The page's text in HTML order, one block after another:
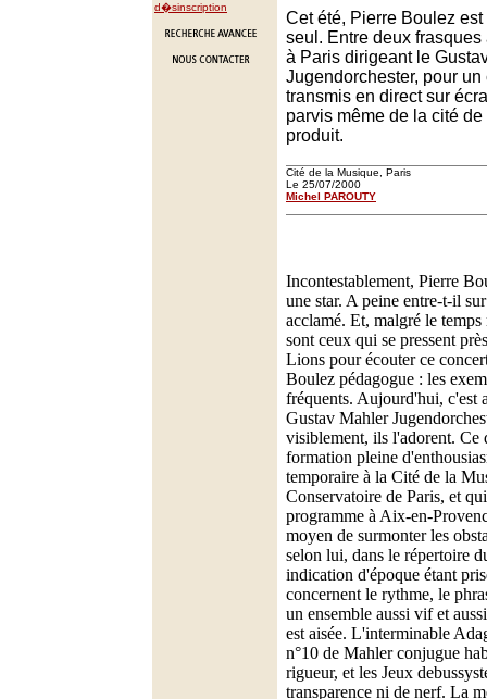
d�sinscription
Cet été, Pierre Boulez
seul. Entre deux
à Paris dirigeant le
Jugendorchester, pour
transmis en direct sur
parvis même de la cité
produit.
Cité de la Musique, Paris
Le 25/07/2000
Michel PAROUTY
Incontestablement, Pierre
une star. A peine entre-t-il
acclamé. Et, malgré le
sont ceux qui se pressent
Lions pour écouter ce
Boulez pédagogue : les
fréquents. Aujourd'hui, c'est
Gustav Mahler
visiblement, ils l'adorent. Ce
formation pleine
temporaire à la Cité de la
Conservatoire de Paris, et
programme à Aix-en-
moyen de surmonter les
selon lui, dans le répertoire
indication d'époque étant
concernent le rythme, le
un ensemble aussi vif et
est aisée. L'interminable
n°10 de Mahler conjugue
rigueur, et les Jeux
transparence ni de nerf. La